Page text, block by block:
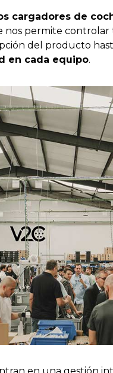
cargadores de
permite controlar
del producto
en cada equipo.
en una gestión